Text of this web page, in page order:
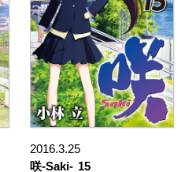
2016.3.25
咲-Saki- 15